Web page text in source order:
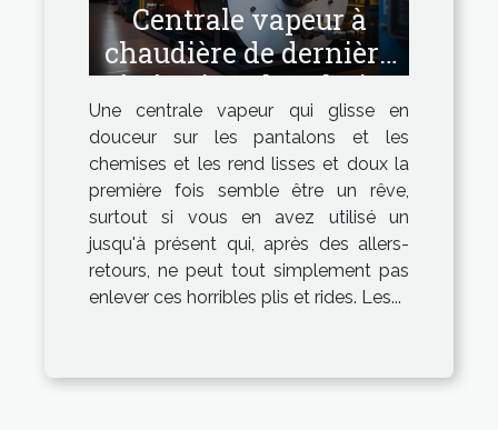
Centrale vapeur à
chaudière de dernière
génération : la solution
idéale !
Une centrale vapeur qui glisse en
douceur sur les pantalons et les
chemises et les rend lisses et doux la
première fois semble être un rêve,
surtout si vous en avez utilisé un
jusqu'à présent qui, après des allers-
retours, ne peut tout simplement pas
enlever ces horribles plis et rides. Les...